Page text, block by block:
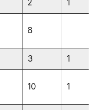
2 1
8
3 1
10 1